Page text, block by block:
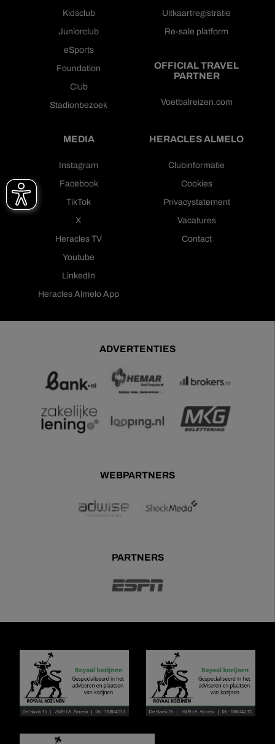
Kidsclub
Juniorclub
eSports
Foundation
Club
Stadionbezoek
Uitkaartregistratie
Re-sale platform
OFFICIAL TRAVEL
PARTNER
Voetbalreizen.com
MEDIA
Instagram
Facebook
TikTok
X
Heracles TV
Youtube
LinkedIn
Heracles Almelo App
HERACLES ALMELO
Clubinformatie
Cookies
Privacystatement
Vacatures
Contact
ADVERTENTIES
WEBPARTNERS
PARTNERS